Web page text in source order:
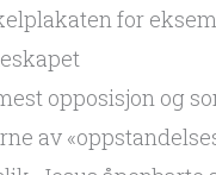
for
opposisjon og
av